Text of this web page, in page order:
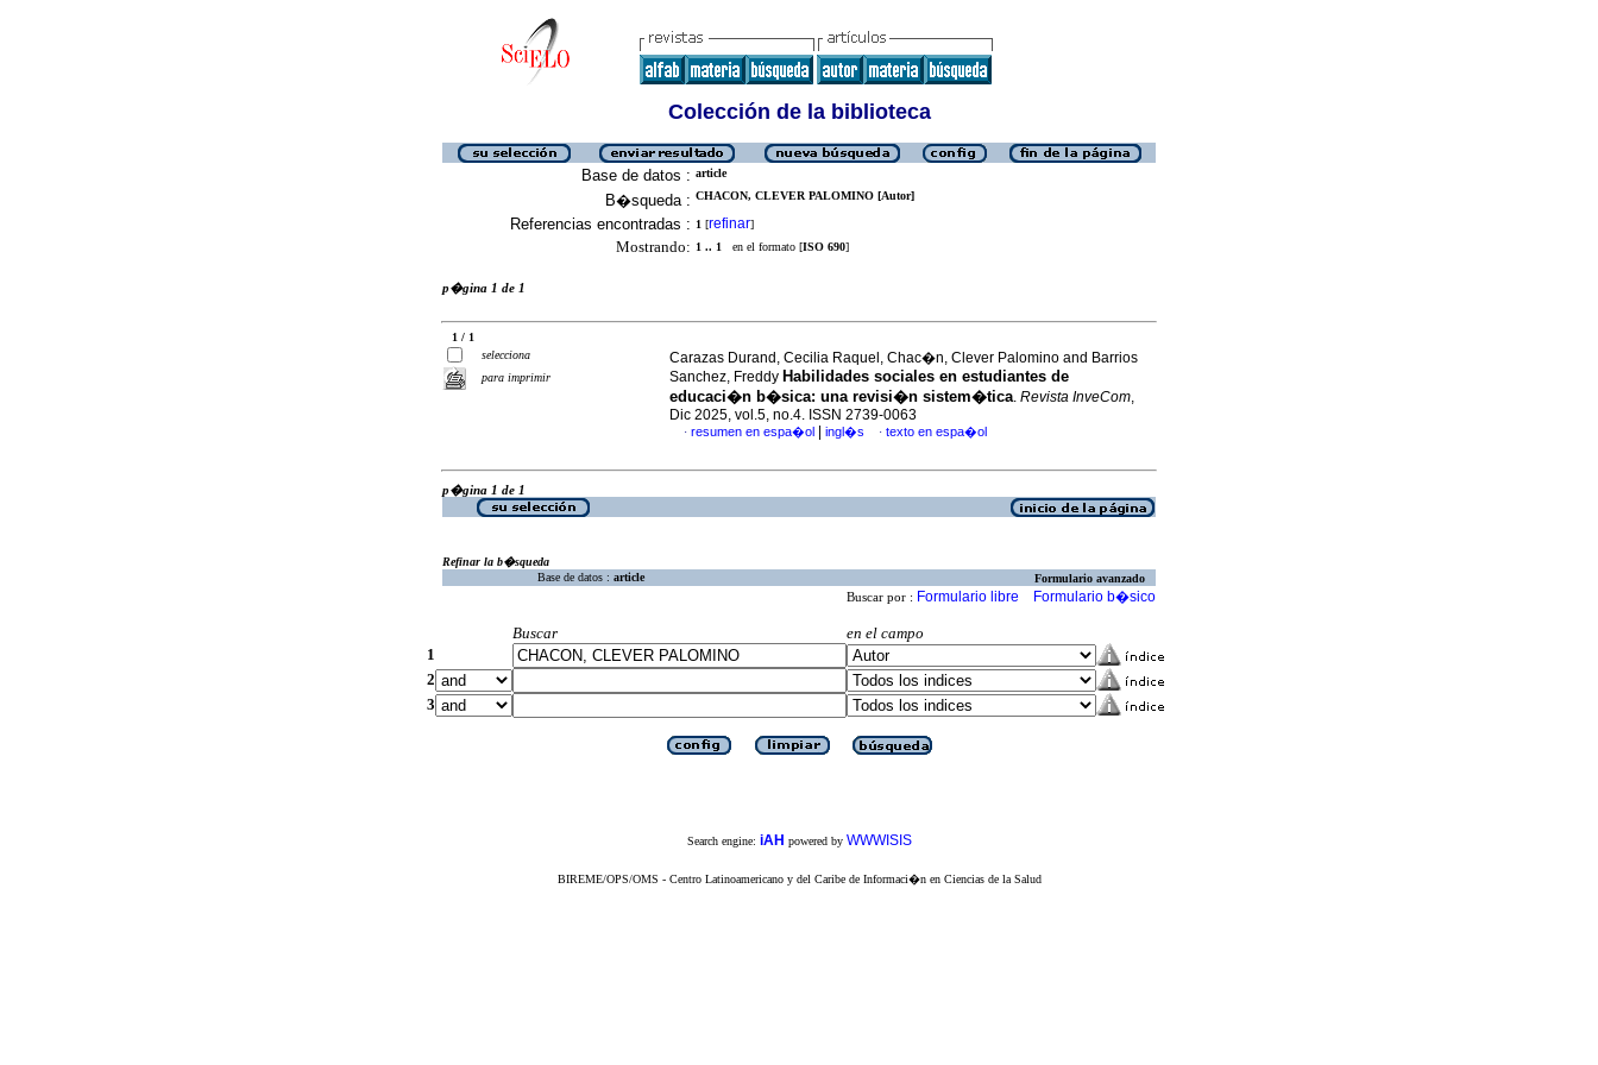
Colección de la biblioteca
Base de datos : article
B�squeda : CHACON, CLEVER PALOMINO [Autor]
Referencias encontradas : 1 [refinar]
Mostrando: 1 .. 1 en el formato [ISO 690]
p�gina 1 de 1
1 / 1
selecciona
para imprimir
Carazas Durand, Cecilia Raquel, Chac�n, Clever Palomino and Barrios
Sanchez, Freddy Habilidades sociales en estudiantes de
educaci�n b�sica: una revisi�n sistem�tica. Revista InveCom,
Dic 2025, vol.5, no.4. ISSN 2739-0063
· resumen en espa�ol ingl�s · texto en espa�ol
p�gina 1 de 1
Refinar la b�squeda
Base de datos : article Formulario avanzado
Buscar por : Formulario libre Formulario b�sico
Buscar
en el campo
1
2
3
Search engine: iAH powered by WWWISIS
BIREME/OPS/OMS - Centro Latinoamericano y del Caribe de Informaci�n en Ciencias de la Salud